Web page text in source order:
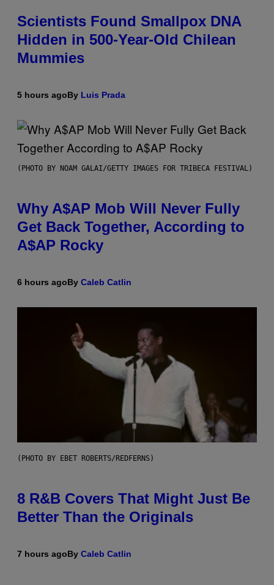
Scientists Found Smallpox DNA
Hidden in 500-Year-Old Chilean
Mummies
5 hours agoBy Luis Prada
(PHOTO BY NOAM GALAI/GETTY IMAGES FOR TRIBECA FESTIVAL)
Why A$AP Mob Will Never Fully
Get Back Together, According to
A$AP Rocky
6 hours agoBy Caleb Catlin
(PHOTO BY EBET ROBERTS/REDFERNS)
8 R&B Covers That Might Just Be
Better Than the Originals
7 hours agoBy Caleb Catlin